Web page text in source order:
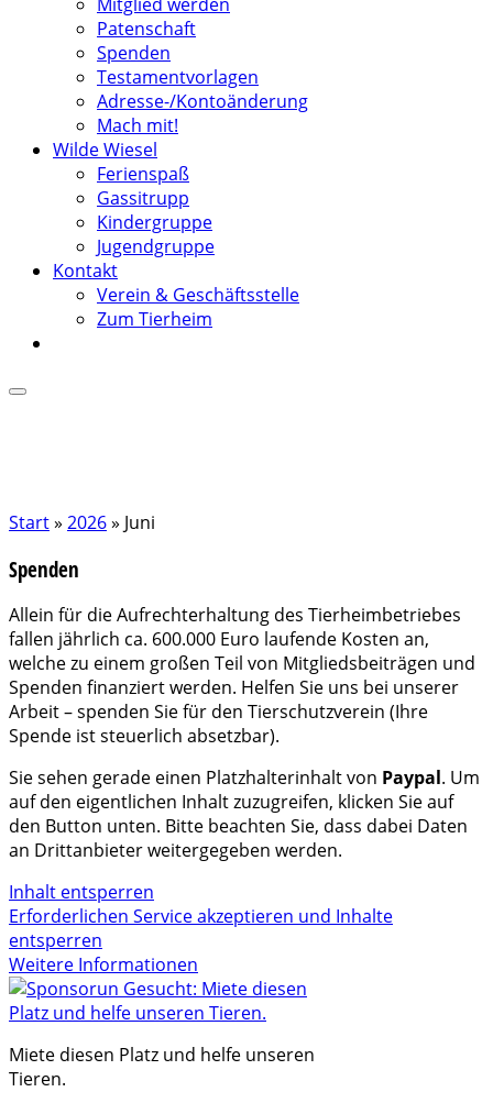
Patenschaft
Spenden
Testamentvorlagen
Adresse-/Kontoänderung
Mach mit!
Wilde Wiesel
Ferienspaß
Gassitrupp
Kindergruppe
Jugendgruppe
Kontakt
Verein & Geschäftsstelle
Zum Tierheim
Start» 2026» Juni
Spenden
Allein für die Aufrechterhaltung des Tierheimbetriebes
fallen jährlich ca. 600.000 Euro laufende Kosten an,
welche zu einem großen Teil von Mitgliedsbeiträgen und
Spenden finanziert werden. Helfen Sie uns bei unserer
Arbeit – spenden Sie für den Tierschutzverein (Ihre
Spende ist steuerlich absetzbar).
Sie sehen gerade einen Platzhalterinhalt von Paypal. Um
auf den eigentlichen Inhalt zuzugreifen, klicken Sie auf
den Button unten. Bitte beachten Sie, dass dabei Daten
an Drittanbieter weitergegeben werden.
Inhalt entsperren
Erforderlichen Service akzeptieren und Inhalte
entsperren
Weitere Informationen
Miete diesen Platz und helfe unseren
Tieren.